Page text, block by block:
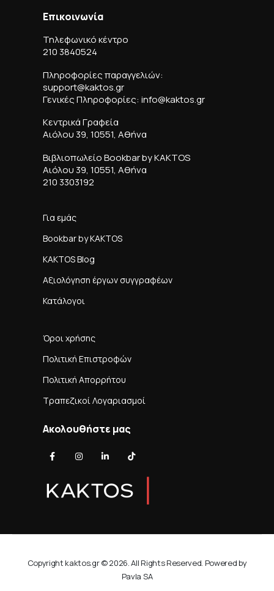
Επικοινωνία
Τηλεφωνικό κέντρο
210 3840524
Πληροφορίες παραγγελιών:
support@kaktos.gr
Γενικές Πληροφορίες: info@kaktos.gr
Κεντρικά Γραφεία
Αιόλου 39, 10551, Αθήνα
Βιβλιοπωλείο Bookbar by KAKTOS
Αιόλου 39, 10551, Αθήνα
210 3303192
Για εμάς
Bookbar by KAKTOS
KAKTOS Blog
Αξιολόγηση έργων συγγραφέων
Κατάλογοι
Όροι χρήσης
Πολιτική Επιστροφών
Πολιτική Απορρήτου
Τραπεζικοί Λογαριασμοί
Ακολουθήστε μας
Copyright kaktos.gr © 2026. All Rights Reserved. Powered by
Pavla SA